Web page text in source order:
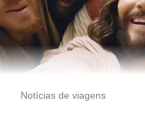
Notícias de viagens